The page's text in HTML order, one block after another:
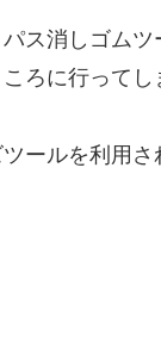
ス消しゴム
ろに行ってし
ールを利用